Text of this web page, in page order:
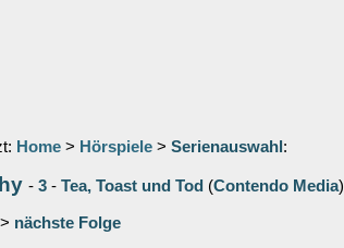
Home > Hörspiele > Serienauswahl :
- 3 - Tea, Toast und Tod (Contendo Media)
nächste Folge